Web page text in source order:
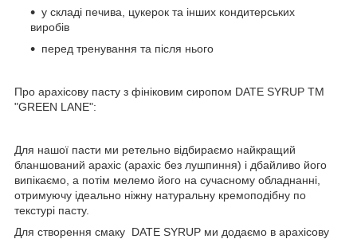
у складі печива, цукерок та інших кондитерських
виробів
перед тренування та після нього
Про арахісову пасту з фініковим сиропом DATE SYRUP ТМ
"GREEN LANE":
Для нашої пасти ми ретельно відбираємо найкращий
бланшований арахіс (арахіс без лушпиння) і дбайливо його
випікаємо, а потім мелемо його на сучасному обладнанні,
отримуючу ідеально ніжну натуральну кремоподібну по
текстурі пасту.
Для створення смаку DATE SYRUP ми додаємо в арахісову